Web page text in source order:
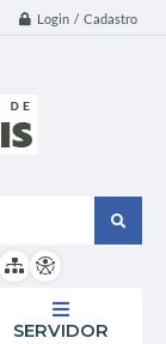
Login / Cadastro
SERVIDOR